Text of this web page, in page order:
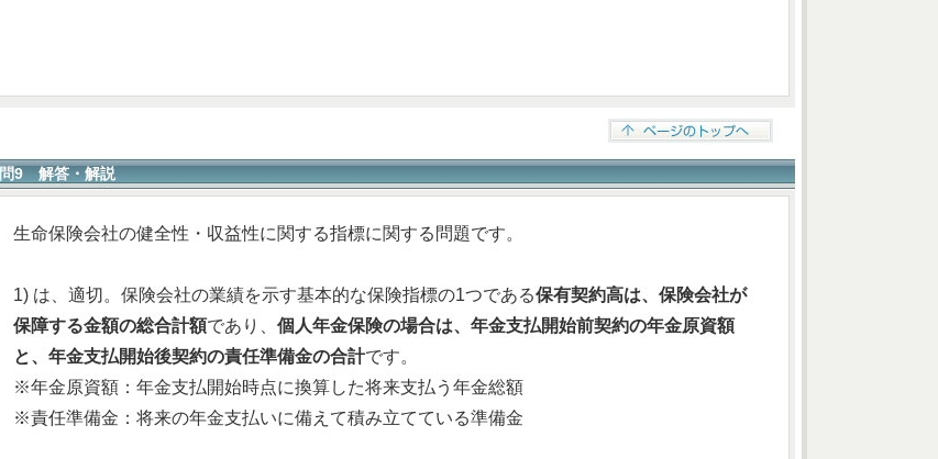
問9 解答・解説
生命保険会社の健全性・収益性に関する指標に関する問題です。
1) は、適切。保険会社の業績を示す基本的な保険指標の1つである保有契約高は、保険会社が
保障する金額の総合計額であり、 個人年金保険の場合は、年金支払開始前契約の年金原資額
と、年金支払開始後契約の責任準備金の合計です。
※年金原資額：年金支払開始時点に換算した将来支払う年金総額
※責任準備金：将来の年金支払いに備えて積み立てている準備金